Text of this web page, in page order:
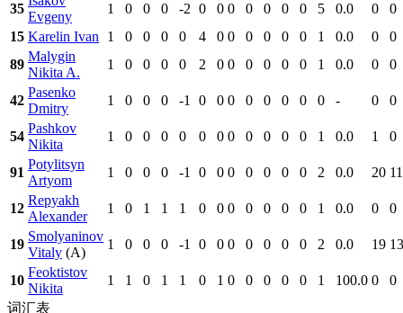
35
Evgeny
1 0 0 0 -2 0 0 0 0 0 0 0 5 0.0 0
0
15 Karelin Ivan 1 0 0 0 0 4 0 0 0 0 0 0 1 0.0 0
0
89
Malygin
Nikita A.
1 0 0 0 0 2 0 0 0 0 0 0 1 0.0 0 0
42
Pasenko
Dmitry
1 0 0 0 -1 0 0 0 0 0 0 0 0 - 0 0
54
Pashkov
Nikita
1 0 0 0 0 0 0 0 0 0 0 0 1 0.0 1 0
91
Potylitsyn
Artyom
1 0 0 0 -1 0 0 0 0 0 0 0 2 0.0 20 11
12
Repyakh
Alexander
1 0 1 1 1 0 0 0 0 0 0 0 1 0.0 0 0
19
Smolyaninov
Vitaly (A)
1 0 0 0 -1 0 0 0 0 0 0 0 2 0.0 19 13
10
Feoktistov
Nikita
1 1 0 1 1 0 1 0 0 0 0 0 1 100.0 0
0
词汇表